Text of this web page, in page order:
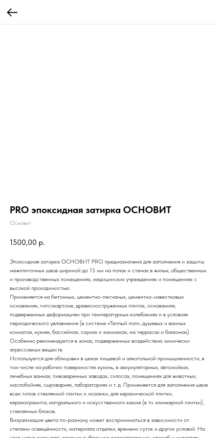
PRO эпоксидная затирка ОСНОВИТ
Основит
1500,00 р.
Эпоксидная затирка ОСНОВИТ PRO предназначена для заполнения и защиты
межплиточных швов шириной до 15 мм на полах и стенах в жилых, общественных
и производственных помещениях, медицинских учреждениях и помещениях с
высокой проходимостью.
Применяется на бетонных, цементно-песчаных, цементно-известковых
основаниях, гипсокартоне, древесностружечных плитах, основаниях,
подверженных деформациям при температурных колебаниях и в условиях
периодического увлажнения (в системе «Теплый пол», душевых и ванных
комнатах, кухнях, бассейнах, саунах и хаммамах, на террасах и балконах).
Особенно рекомендуется в зонах, подверженных воздействию химически
агрессивных веществ.
Используется для облицовки в цехах пищевой и алкогольной промышленности, в
том числе на рабочих поверхностях кухонь, в аккумуляторных, автомойках,
лечебных ваннах, пивоваренных заводах, силосах, помещениях для животных,
маслобойнях, сыроварнях, лабораториях и т. д. Применяется для заполнения швов
всех типов стеклянной плитки и мозаики, для керамической плитки,
керамогранита, натурального и искусственного камня (в т.ч. клинкерной плитки),
стеклянных блоков.
Визуализация цвета по-разному может восприниматься в зависимости от
степени освещённости, материала отделки, времени суток и других условий. На